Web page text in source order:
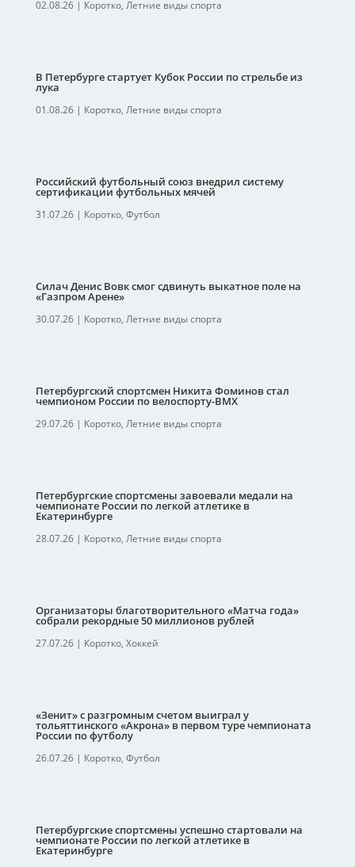
02.08.26| Коротко, Летние виды спорта
В Петербурге стартует Кубок России по стрельбе из
лука
01.08.26| Коротко, Летние виды спорта
Российский футбольный союз внедрил систему
сертификации футбольных мячей
31.07.26| Коротко, Футбол
Силач Денис Вовк смог сдвинуть выкатное поле на
«Газпром Арене»
30.07.26| Коротко, Летние виды спорта
Петербургский спортсмен Никита Фоминов стал
чемпионом России по велоспорту-ВМХ
29.07.26| Коротко, Летние виды спорта
Петербургские спортсмены завоевали медали на
чемпионате России по легкой атлетике в
Екатеринбурге
28.07.26| Коротко, Летние виды спорта
Организаторы благотворительного «Матча года»
собрали рекордные 50 миллионов рублей
27.07.26| Коротко, Хоккей
«Зенит» с разгромным счетом выиграл у
тольяттинского «Акрона» в первом туре чемпионата
России по футболу
26.07.26| Коротко, Футбол
Петербургские спортсмены успешно стартовали на
чемпионате России по легкой атлетике в
Екатеринбурге